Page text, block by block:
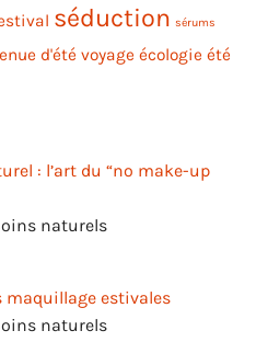
séduction sérums
d'été voyage écologie été
: l’art du “no make-up
naturels
maquillage estivales
naturels